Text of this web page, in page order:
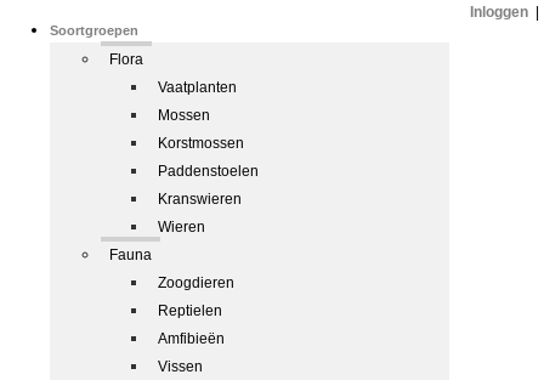
Soortgroepen
Flora
Vaatplanten
Mossen
Korstmossen
Paddenstoelen
Kranswieren
Wieren
Fauna
Zoogdieren
Reptielen
Amfibieën
Vissen
Inloggen